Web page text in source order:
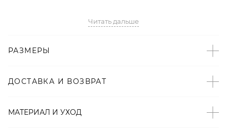
- Эксклюзивный бренд LYYKTEAM;
- Заостренный нос, удлиняющий ногу;
- 100% натуральная кожа.
Читать дальше
РАЗМЕРЫ
ДОСТАВКА И ВОЗВРАТ
МАТЕРИАЛ И УХОД